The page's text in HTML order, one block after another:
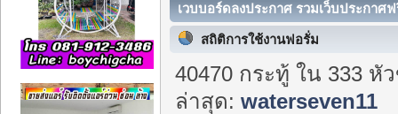
เวบบอร์ดลงประกาศ รวมเว็บประกาศ
Centerสถิติการใช้งานฟอรั่ม
40470 กระทู้ ใน 333
ล่าสุด:waterseven11